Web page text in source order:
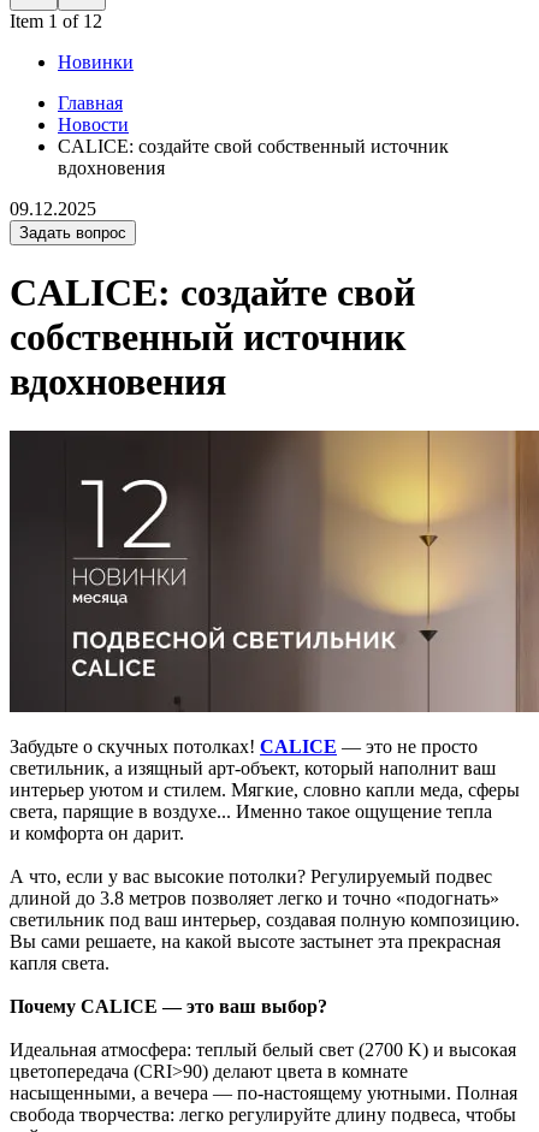
Item 1 of 12
Новинки
Главная
Новости
CALICE: создайте свой собственный источник
вдохновения
09.12.2025
Задать вопрос
CALICE: создайте свой
собственный источник
вдохновения
Забудьте о скучных потолках! CALICE — это не просто
светильник, а изящный арт-объект, который наполнит ваш
интерьер уютом и стилем. Мягкие, словно капли меда, сферы
света, парящие в воздухе... Именно такое ощущение тепла
и комфорта он дарит.
А что, если у вас высокие потолки? Регулируемый подвес
длиной до 3.8 метров позволяет легко и точно «подогнать»
светильник под ваш интерьер, создавая полную композицию.
Вы сами решаете, на какой высоте застынет эта прекрасная
капля света.
Почему CALICE — это ваш выбор?
Идеальная атмосфера: теплый белый свет (2700 K) и высокая
цветопередача (CRI>90) делают цвета в комнате
насыщенными, а вечера — по-настоящему уютными. Полная
свобода творчества: легко регулируйте длину подвеса, чтобы